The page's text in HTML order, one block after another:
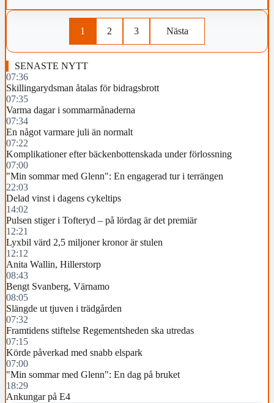
1 2 3 Nästa
SENASTE NYTT
07:36
Skillingarydsman åtalas för bidragsbrott
07:35
Varma dagar i sommarmånaderna
07:34
En något varmare juli än normalt
07:22
Komplikationer efter bäckenbottenskada under förlossning
07:00
"Min sommar med Glenn": En engagerad tur i terrängen
22:03
Delad vinst i dagens cykeltips
14:02
Pulsen stiger i Tofteryd – på lördag är det premiär
12:21
Lyxbil värd 2,5 miljoner kronor är stulen
12:12
Anita Wallin, Hillerstorp
08:43
Bengt Svanberg, Värnamo
08:05
Slängde ut tjuven i trädgården
07:32
Framtidens stiftelse Regementsheden ska utredas
07:15
Körde påverkad med snabb elspark
07:00
"Min sommar med Glenn": En dag på bruket
18:29
Ankungar på E4